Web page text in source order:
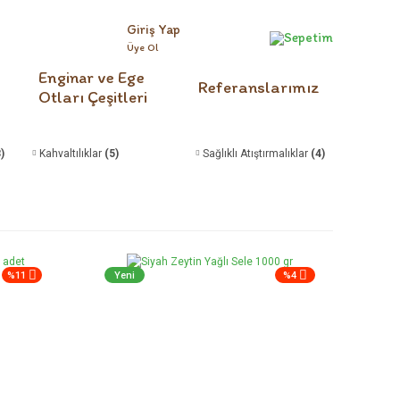
Giriş Yap
Üye Ol
Sepetim
Enginar ve Ege
Otları Çeşitleri
Referanslarımız
Kahvaltılıklar (5) Sağlıklı Atıştırmalıklar (4)
%11 %4
Yeni